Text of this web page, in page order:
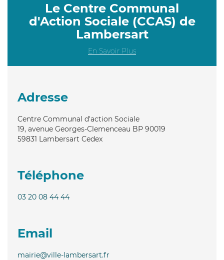
Le Centre Communal
d'Action Sociale (CCAS) de
Lambersart
En Savoir Plus
Adresse
Centre Communal d'action Sociale
19, avenue Georges-Clemenceau BP 90019
59831 Lambersart Cedex
Téléphone
03 20 08 44 44
Email
mairie@ville-lambersart.fr